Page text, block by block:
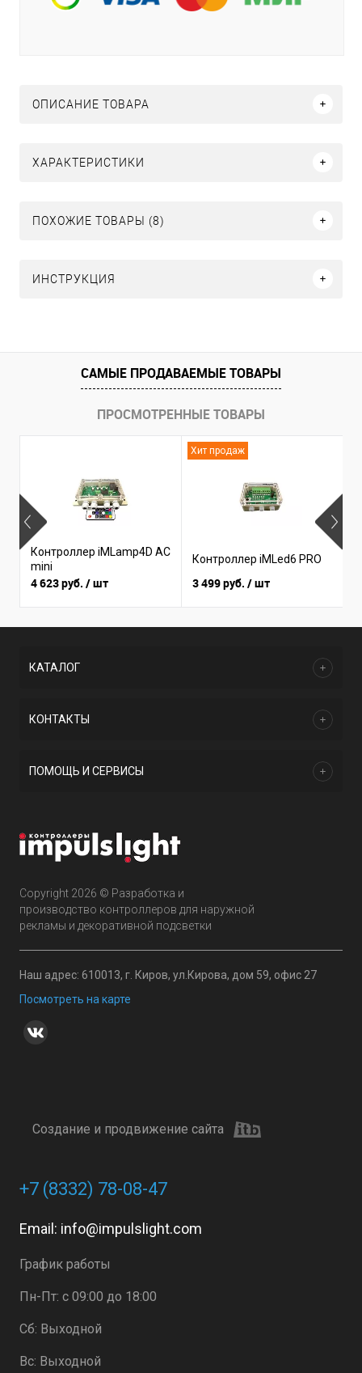
ОПИСАНИЕ ТОВАРА
ХАРАКТЕРИСТИКИ
ПОХОЖИЕ ТОВАРЫ (8)
ИНСТРУКЦИЯ
САМЫЕ ПРОДАВАЕМЫЕ ТОВАРЫ
ПРОСМОТРЕННЫЕ ТОВАРЫ
Контроллер iMLamp4D AC
mini
4 623 руб. / шт
Хит продаж
Контроллер iMLed6 PRO
3 499 руб. / шт
Copyright 2026 © Разработка и
производство контроллеров для наружной
рекламы и декоративной подсветки
Наш адрес: 610013, г. Киров, ул.Кирова, дом 59, офис 27
Посмотреть на карте
Создание и продвижение сайта
КАТАЛОГ
КОНТАКТЫ
ПОМОЩЬ И СЕРВИСЫ
+7 (8332) 78-08-47
Email: info@impulslight.com
График работы
Пн-Пт: с 09:00 до 18:00
Сб: Выходной
Вс: Выходной